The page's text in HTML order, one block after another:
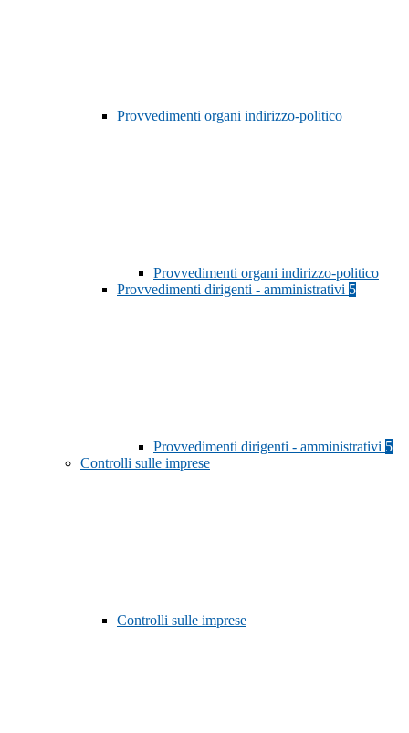
Provvedimenti organi indirizzo-politico
Provvedimenti organi indirizzo-politico
Provvedimenti dirigenti - amministrativi 5
Provvedimenti dirigenti - amministrativi 5
Controlli sulle imprese
Controlli sulle imprese